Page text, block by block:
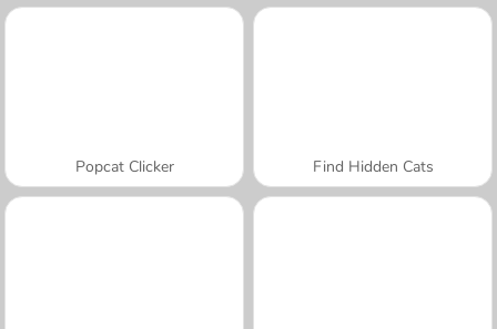
Popcat Clicker Find Hidden Cats